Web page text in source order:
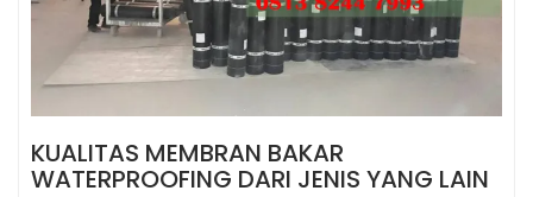
KUALITAS MEMBRAN BAKAR
WATERPROOFING DARI JENIS YANG LAIN